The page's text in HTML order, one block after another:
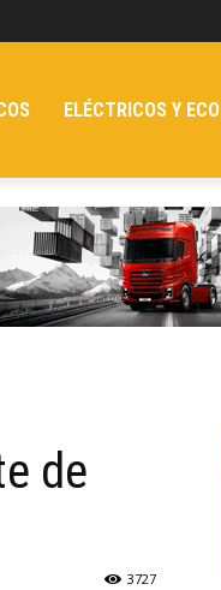
ELÉCTRICOS Y ECO
de
3727